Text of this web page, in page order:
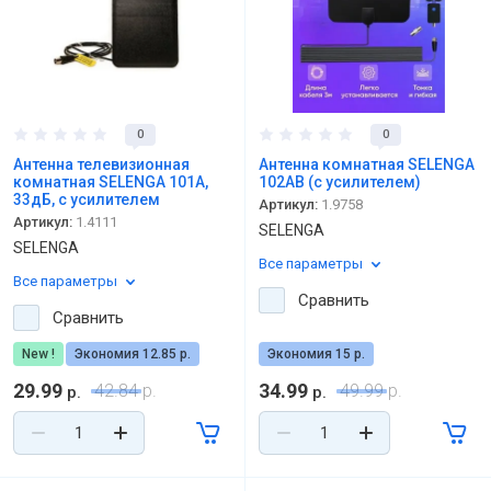
0
Антенна телевизионная
комнатная SELENGA 101A,
33дБ, с усилителем
Артикул: 1.4111
SELENGA
Все параметры
Сравнить
New ! Экономия 12.85 р.
29.99 р. 42.84р.
0
Антенна комнатная SELENGA
102AB (с усилителем)
Артикул: 1.9758
SELENGA
Все параметры
Сравнить
Экономия 15 р.
34.99 р. 49.99р.